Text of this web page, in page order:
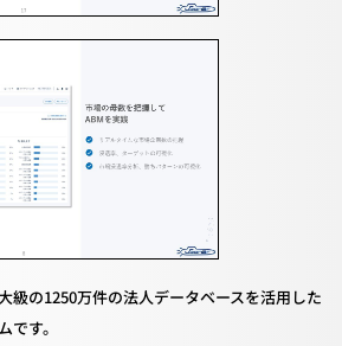
級の1250万件の法人データベースを活用した
です。